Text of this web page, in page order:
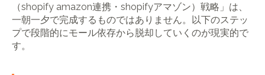
（shopify amazon連携・shopifyアマゾン）戦略」は、
一朝一夕で完成するものではありません。以下のステッ
プで段階的にモール依存から脱却していくのが現実的で
す。